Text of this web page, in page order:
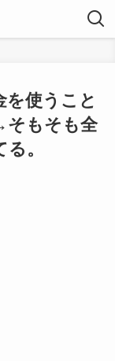
を使うこと
そもそも全
。